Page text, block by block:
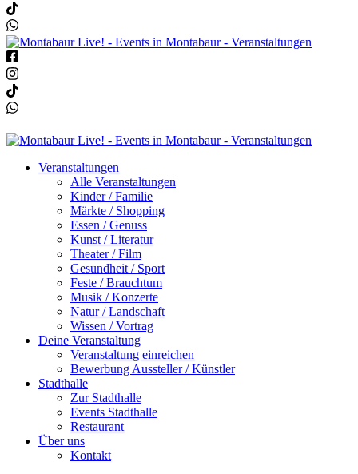
Veranstaltungen
Alle Veranstaltungen
Kinder / Familie
Märkte / Shopping
Essen / Genuss
Kunst / Literatur
Theater / Film
Gesundheit / Sport
Feste / Brauchtum
Musik / Konzerte
Natur / Landschaft
Wissen / Vortrag
Deine Veranstaltung
Veranstaltung einreichen
Bewerbung Aussteller / Künstler
Stadthalle
Zur Stadthalle
Events Stadthalle
Restaurant
Über uns
Kontakt